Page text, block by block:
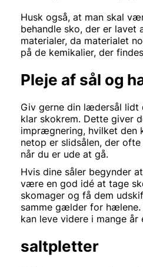
Husk også, at man skal
behandle sko, der er lavet
materialer, da materialet
på de kemikalier, der
Pleje af sål og
Giv gerne din lædersål lidt
klar skokrem. Dette giver
imprægnering, hvilket den
netop er slidsålen, der
når du er ude at gå.
Hvis dine såler begynder
være en god idé at tage
skomager og få dem
samme gælder for hælene.
kan leve videre i mange år
saltpletter